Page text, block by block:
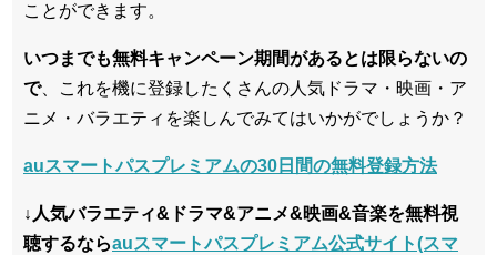
ことができます。
いつまでも無料キャンペーン期間があるとは限らないの
で、これを機に登録したくさんの人気ドラマ・映画・ア
ニメ・バラエティを楽しんでみてはいかがでしょうか？
auスマートパスプレミアムの30日間の無料登録方法
↓人気バラエティ&ドラマ&アニメ&映画&音楽を無料視
聴するならauスマートパスプレミアム公式サイト(スマ